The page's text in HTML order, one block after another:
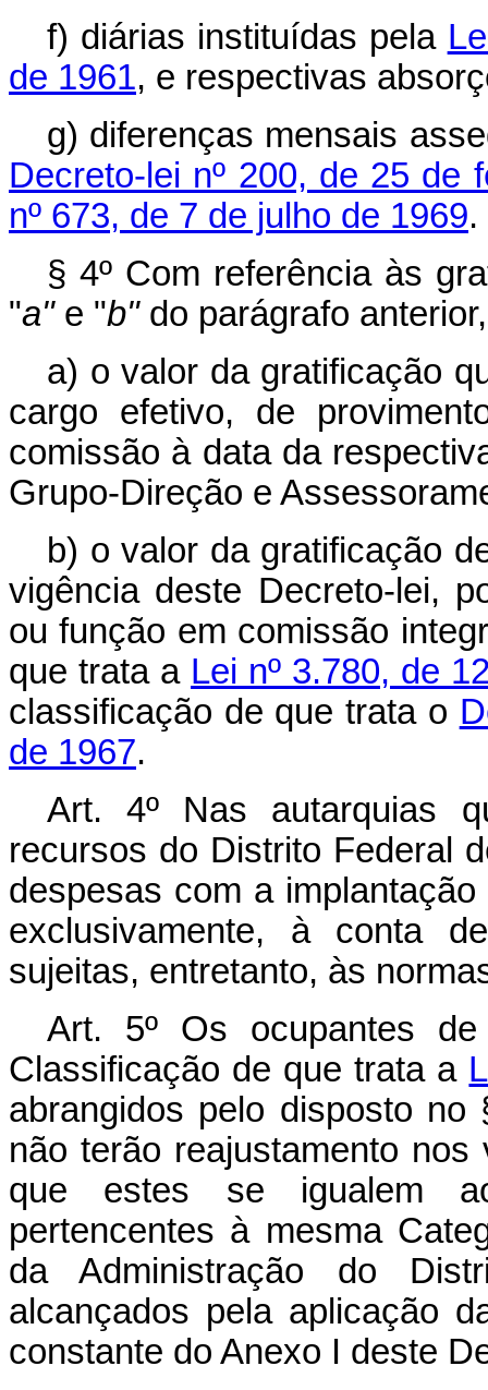
f) diárias instituídas pela
de 1961, e respectivas
g) diferenças mensais
Decreto-lei nº 200, de 25 de
nº 673, de 7 de julho de 1969.
§ 4º Com referência às
"a"e "b"do parágrafo
a) o valor da gratificação
cargo efetivo, de
comissão à data da
Grupo-Direção e
b) o valor da gratificação
vigência deste Decreto-lei,
ou função em comissão
que trata a Lei nº 3.780, de
classificação de que trata o
de 1967.
Art. 4º Nas autarquias
recursos do Distrito Federal
despesas com a
exclusivamente, à conta
sujeitas, entretanto, às
Art. 5º Os ocupantes
Classificação de que trata a
abrangidos pelo disposto no
não terão reajustamento
que estes se igualem
pertencentes à mesma
da Administração do
alcançados pela aplicação
constante do Anexo I deste